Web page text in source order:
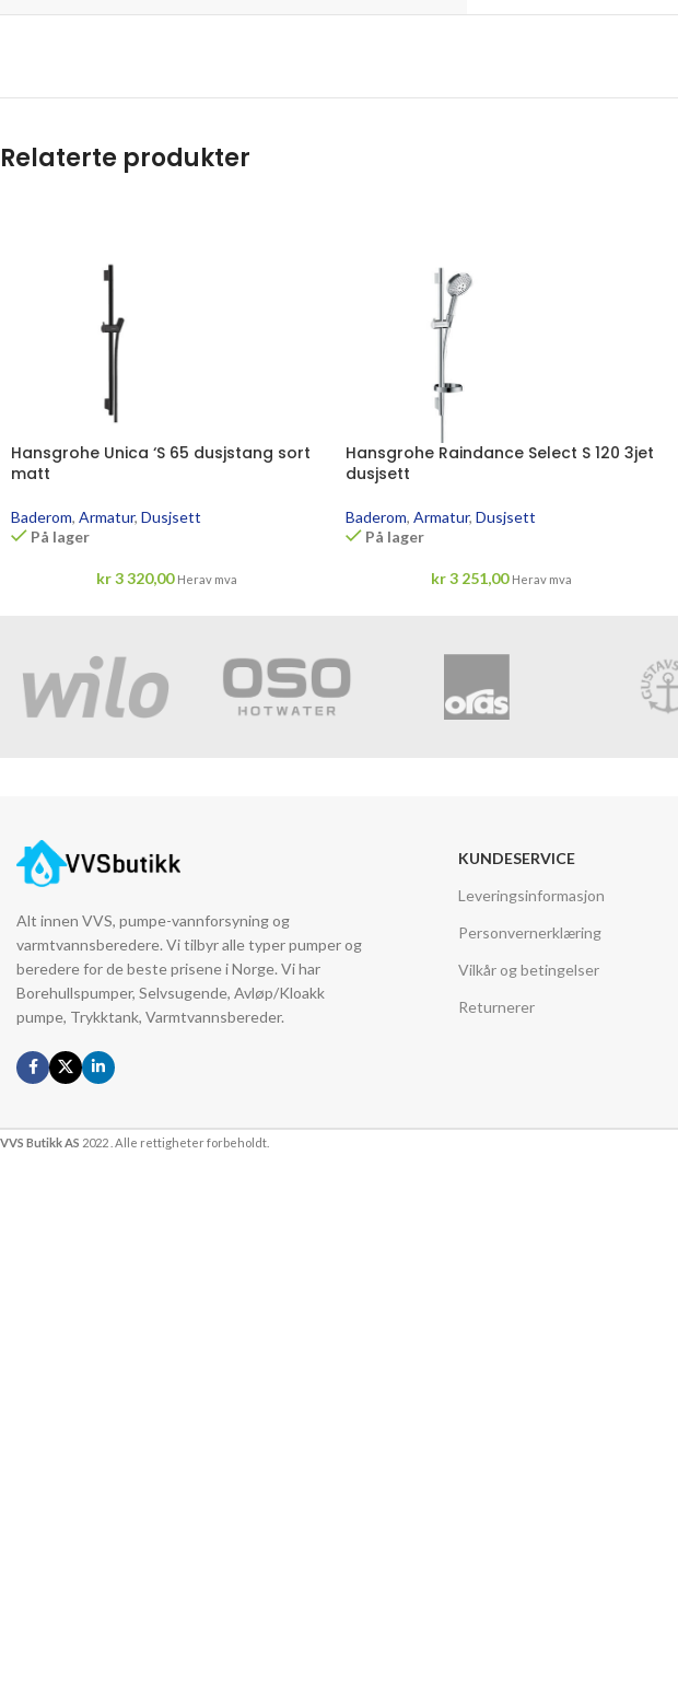
Relaterte produkter
Hansgrohe Unica ‘S 65 dusjstang sort
matt
Baderom, Armatur, Dusjsett
På lager
kr3 320,00 Herav mva
Hansgrohe Raindance Select S 120 3jet
dusjsett
Baderom, Armatur, Dusjsett
På lager
kr3 251,00 Herav mva
Alt innen VVS, pumpe-vannforsyning og
varmtvannsberedere. Vi tilbyr alle typer pumper og
beredere for de beste prisene i Norge. Vi har
Borehullspumper, Selvsugende, Avløp/Kloakk
pumpe, Trykktank, Varmtvannsbereder.
KUNDESERVICE
Leveringsinformasjon
Personvernerklæring
Vilkår og betingelser
Returnerer
VVS Butikk AS 2022 . Alle rettigheter forbeholdt.